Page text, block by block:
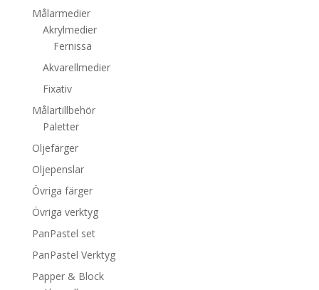
Målarmedier
Akrylmedier
Fernissa
Akvarellmedier
Fixativ
Målartillbehör
Paletter
Oljefärger
Oljepenslar
Övriga färger
Övriga verktyg
PanPastel set
PanPastel Verktyg
Papper & Block